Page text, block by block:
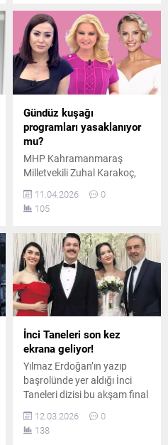
hırçın doğasında geçen
sürükleyici hikayesiyle
izleyicileri ekrana kilitleyen
fenomen yapımdan iki
önemli karakterin ayrıldığı
öğrenildi.
Gündüz kuşağı
programları yasaklanıyor
mu?
MHP Kahramanmaraş
Milletvekili Zuhal Karakoç,
ve haberlerde mahremiyet
ihlallerini önlemek amacıyla
özel hayatın teşhir
edilmesine ağır yaptırımlar
getirilmesi öngörülüyor.
11.04.2026
0
105
İnci Taneleri son kez
ekrana geliyor!
Yılmaz Erdoğan’ın yazıp
başrolünde yer aldığı İnci
Taneleri dizisi bu akşam final
yaparak ekran yolculuğunu
tamamlıyor. Üç sezon süren
yapım, güçlü hikâyesi,
12.03.2026
0
138